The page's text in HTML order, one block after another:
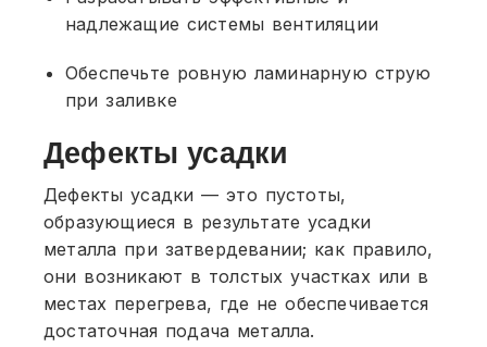
надлежащие системы вентиляции
Обеспечьте ровную ламинарную струю
при заливке
Дефекты усадки
Дефекты усадки — это пустоты,
образующиеся в результате усадки
металла при затвердевании; как правило,
они возникают в толстых участках или в
местах перегрева, где не обеспечивается
достаточная подача металла.